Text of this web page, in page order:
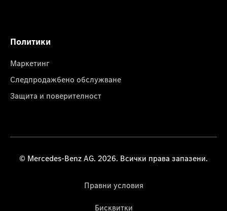
Политики
Маркетинг
Следпродажбено обслужване
Защита и поверителност
© Mercedes-Benz AG. 2026. Всички права запазени.
Правни условия
Бисквитки